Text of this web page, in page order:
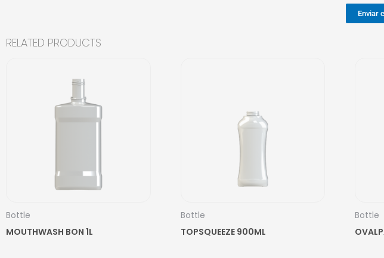
Enviar
RELATED PRODUCTS
Bottle
MOUTHWASH BON 1L
Bottle
TOPSQUEEZE 900ML
Bottle